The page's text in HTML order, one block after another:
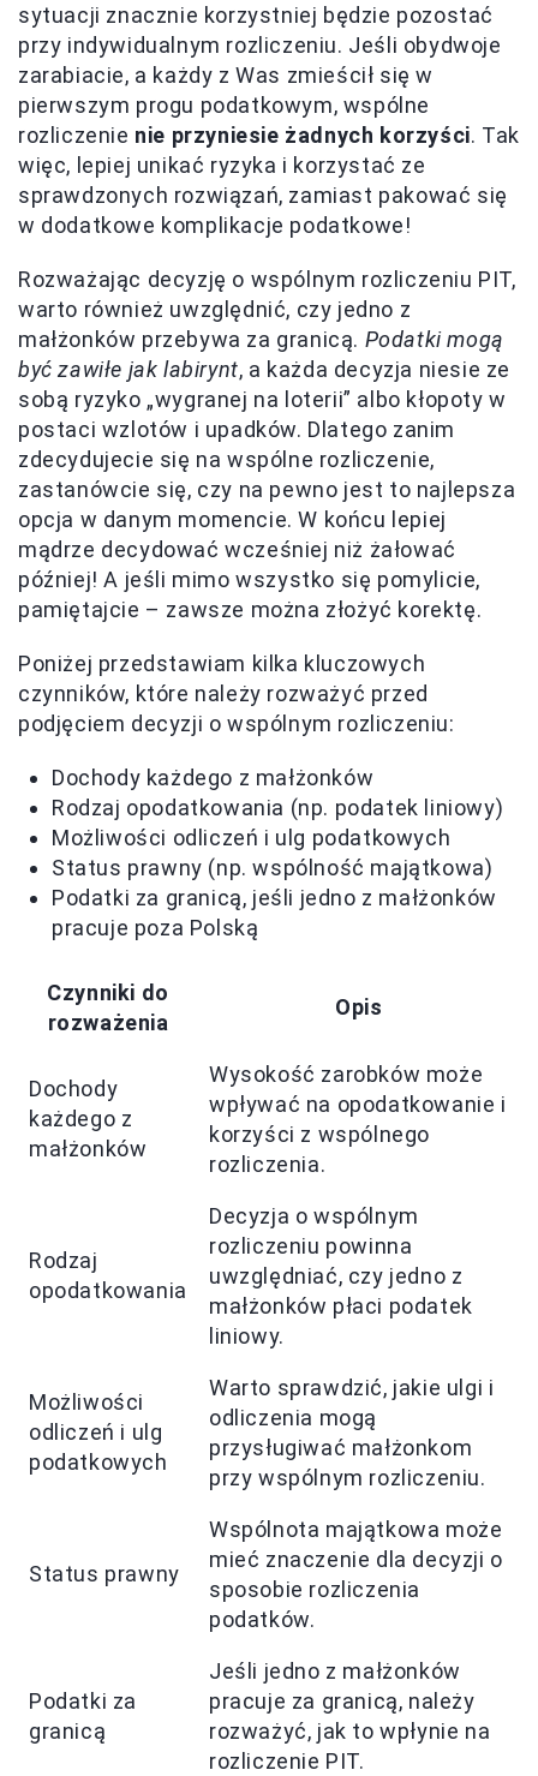
sytuacji znacznie korzystniej będzie pozostać
przy indywidualnym rozliczeniu. Jeśli obydwoje
zarabiacie, a każdy z Was zmieścił się w
pierwszym progu podatkowym, wspólne
rozliczenie nie przyniesie żadnych korzyści. Tak
więc, lepiej unikać ryzyka i korzystać ze
sprawdzonych rozwiązań, zamiast pakować się
w dodatkowe komplikacje podatkowe!
Rozważając decyzję o wspólnym rozliczeniu PIT,
warto również uwzględnić, czy jedno z
małżonków przebywa za granicą. Podatki mogą
być zawiłe jak labirynt, a każda decyzja niesie ze
sobą ryzyko „wygranej na loterii” albo kłopoty w
postaci wzlotów i upadków. Dlatego zanim
zdecydujecie się na wspólne rozliczenie,
zastanówcie się, czy na pewno jest to najlepsza
opcja w danym momencie. W końcu lepiej
mądrze decydować wcześniej niż żałować
później! A jeśli mimo wszystko się pomylicie,
pamiętajcie – zawsze można złożyć korektę.
Poniżej przedstawiam kilka kluczowych
czynników, które należy rozważyć przed
podjęciem decyzji o wspólnym rozliczeniu:
Dochody każdego z małżonków
Rodzaj opodatkowania (np. podatek liniowy)
Możliwości odliczeń i ulg podatkowych
Status prawny (np. wspólność majątkowa)
Podatki za granicą, jeśli jedno z małżonków
pracuje poza Polską
Czynniki do
rozważenia
Opis
Dochody
każdego z
małżonków
Wysokość zarobków może
wpływać na opodatkowanie i
korzyści z wspólnego
rozliczenia.
Rodzaj
opodatkowania
Decyzja o wspólnym
rozliczeniu powinna
uwzględniać, czy jedno z
małżonków płaci podatek
liniowy.
Możliwości
odliczeń i ulg
podatkowych
Warto sprawdzić, jakie ulgi i
odliczenia mogą
przysługiwać małżonkom
przy wspólnym rozliczeniu.
Status prawny
Wspólnota majątkowa może
mieć znaczenie dla decyzji o
sposobie rozliczenia
podatków.
Podatki za
granicą
Jeśli jedno z małżonków
pracuje za granicą, należy
rozważyć, jak to wpłynie na
rozliczenie PIT.